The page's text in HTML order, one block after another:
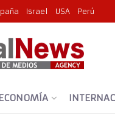
Israel USA Perú